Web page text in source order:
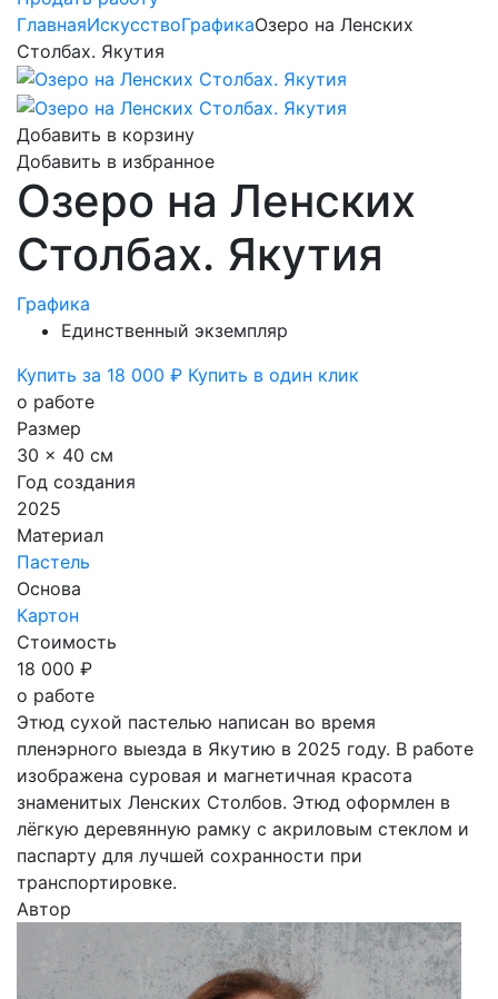
ГлавнаяИскусствоГрафикаОзеро на Ленских
Столбах. Якутия
Добавить в корзину
Добавить в избранное
Озеро на Ленских
Столбах. Якутия
Графика
Единственный экземпляр
Купить за 18 000 ₽ Купить в один клик
о работе
Размер
30 x 40 см
Год создания
2025
Материал
Пастель
Основа
Картон
Стоимость
18 000 ₽
о работе
Этюд сухой пастелью написан во время
пленэрного выезда в Якутию в 2025 году. В работе
изображена суровая и магнетичная красота
знаменитых Ленских Столбов. Этюд оформлен в
лёгкую деревянную рамку с акриловым стеклом и
паспарту для лучшей сохранности при
транспортировке.
Автор